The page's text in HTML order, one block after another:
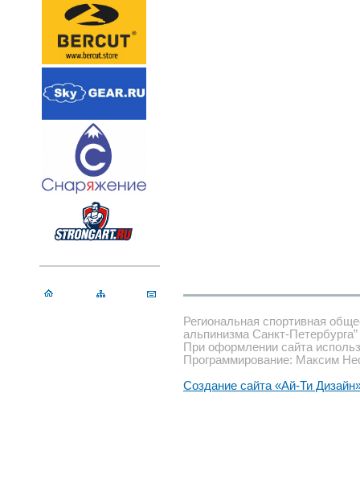
Региональная спортивная
альпинизма Санкт-Петербурга”
При оформлении сайта
Программирование: Максим
Создание сайта «Ай-Ти